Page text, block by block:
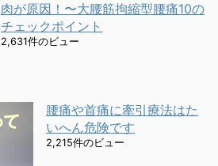
肉が原因！〜大腰筋拘縮型腰痛10の
チェックポイント
2,631件のビュー
腰痛や首痛に牽引療法はた
いへん危険です
2,215件のビュー